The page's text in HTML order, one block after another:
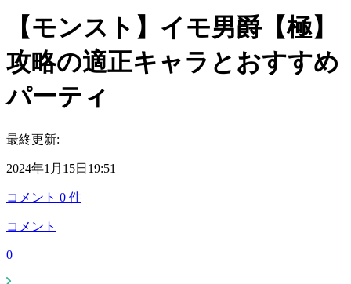
【モンスト】イモ男爵【極】
攻略の適正キャラとおすすめ
パーティ
最終更新:
2024年1月15日19:51
コメント 0 件
コメント
0